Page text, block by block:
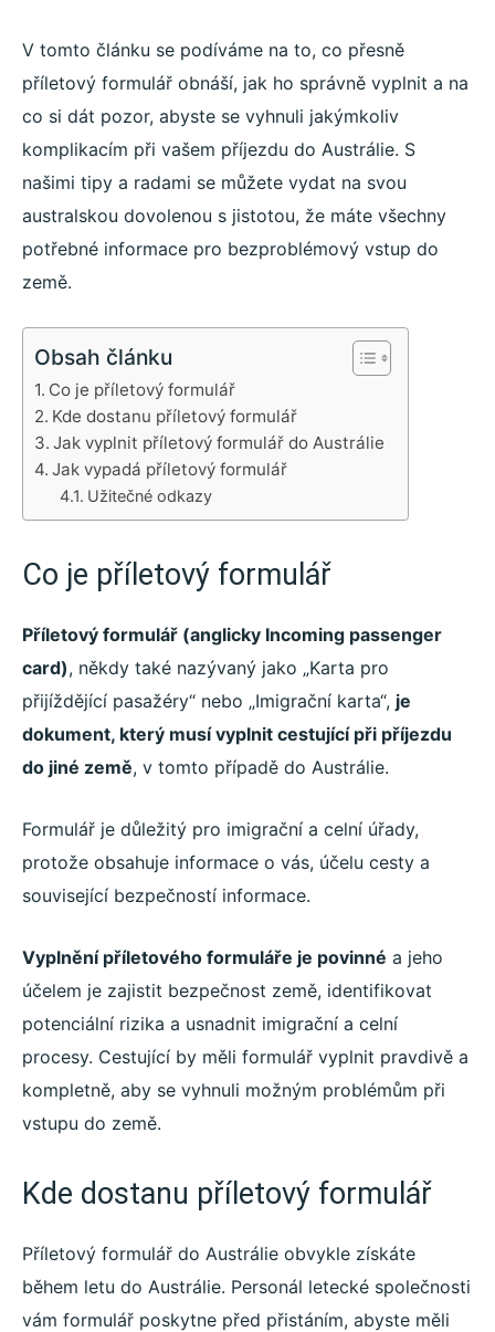
V tomto článku se podíváme na to, co přesně
příletový formulář obnáší, jak ho správně vyplnit a na
co si dát pozor, abyste se vyhnuli jakýmkoliv
komplikacím při vašem příjezdu do Austrálie. S
našimi tipy a radami se můžete vydat na svou
australskou dovolenou s jistotou, že máte všechny
potřebné informace pro bezproblémový vstup do
země.
Obsah článku
Co je příletový formulář
Kde dostanu příletový formulář
Jak vyplnit příletový formulář do Austrálie
Jak vypadá příletový formulář
Užitečné odkazy
Co je příletový formulář
Příletový formulář (anglicky Incoming passenger
card), někdy také nazývaný jako „Karta pro
přijíždějící pasažéry“ nebo „Imigrační karta“, je
dokument, který musí vyplnit cestující při příjezdu
do jiné země, v tomto případě do Austrálie.
Formulář je důležitý pro imigrační a celní úřady,
protože obsahuje informace o vás, účelu cesty a
související bezpečností informace.
Vyplnění příletového formuláře je povinné a jeho
účelem je zajistit bezpečnost země, identifikovat
potenciální rizika a usnadnit imigrační a celní
procesy. Cestující by měli formulář vyplnit pravdivě a
kompletně, aby se vyhnuli možným problémům při
vstupu do země.
Kde dostanu příletový formulář
Příletový formulář do Austrálie obvykle získáte
během letu do Austrálie. Personál letecké společnosti
vám formulář poskytne před přistáním, abyste měli